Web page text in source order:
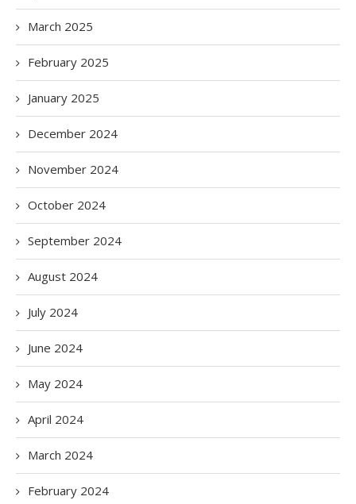
March 2025
February 2025
January 2025
December 2024
November 2024
October 2024
September 2024
August 2024
July 2024
June 2024
May 2024
April 2024
March 2024
February 2024